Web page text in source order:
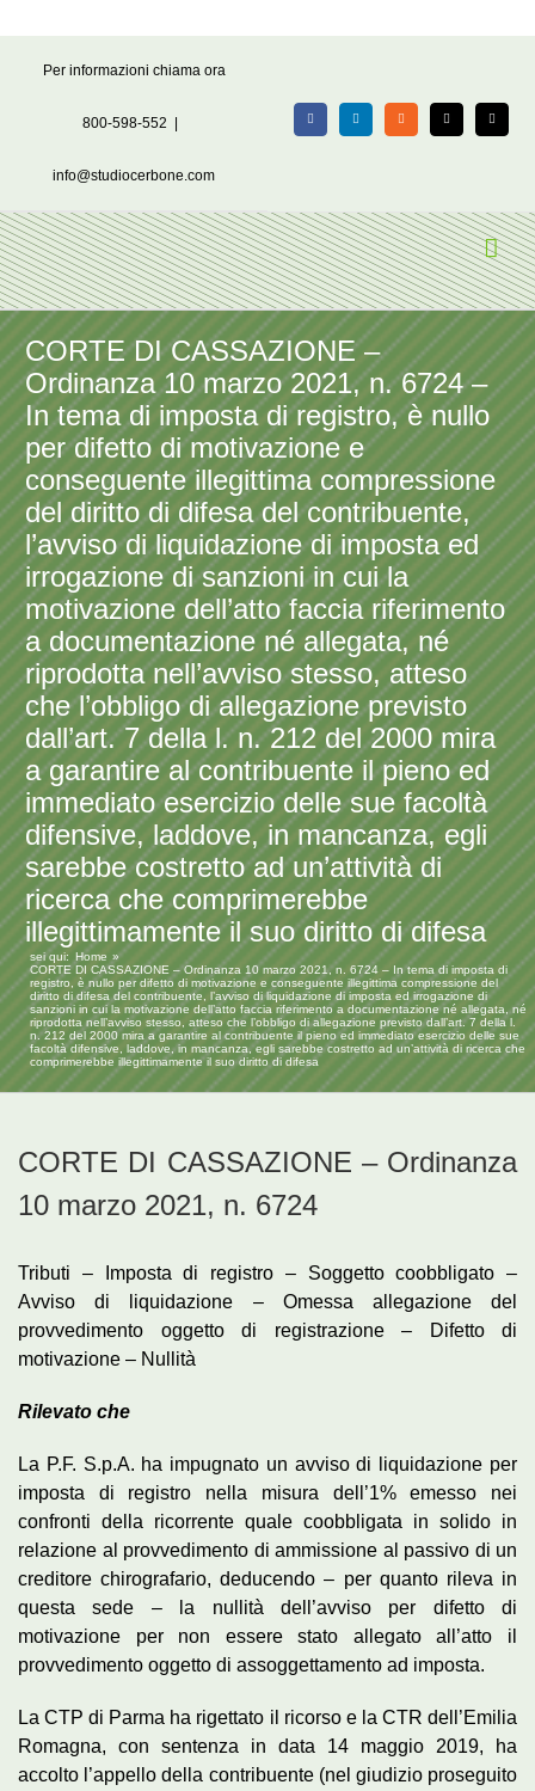
Per informazioni chiama ora
800-598-552
info@studiocerbone.com
FacebookLinkedIn Rss X Email
CORTE DI CASSAZIONE –
Ordinanza 10 marzo 2021, n. 6724 –
In tema di imposta di registro, è nullo
per difetto di motivazione e
conseguente illegittima compressione
del diritto di difesa del contribuente,
l’avviso di liquidazione di imposta ed
irrogazione di sanzioni in cui la
motivazione dell’atto faccia riferimento
a documentazione né allegata, né
riprodotta nell’avviso stesso, atteso
che l’obbligo di allegazione previsto
dall’art. 7 della l. n. 212 del 2000 mira
a garantire al contribuente il pieno ed
immediato esercizio delle sue facoltà
difensive, laddove, in mancanza, egli
sarebbe costretto ad un’attività di
ricerca che comprimerebbe
illegittimamente il suo diritto di difesa
sei qui:
Home
CORTE DI CASSAZIONE – Ordinanza 10 marzo 2021, n. 6724 – In tema di imposta di
registro, è nullo per difetto di motivazione e conseguente illegittima compressione del
diritto di difesa del contribuente, l’avviso di liquidazione di imposta ed irrogazione di
sanzioni in cui la motivazione dell’atto faccia riferimento a documentazione né allegata, né
riprodotta nell’avviso stesso, atteso che l’obbligo di allegazione previsto dall’art. 7 della l.
n. 212 del 2000 mira a garantire al contribuente il pieno ed immediato esercizio delle sue
facoltà difensive, laddove, in mancanza, egli sarebbe costretto ad un’attività di ricerca che
comprimerebbe illegittimamente il suo diritto di difesa
CORTE DI CASSAZIONE – Ordinanza
10 marzo 2021, n. 6724
Tributi – Imposta di registro – Soggetto coobbligato –
Avviso di liquidazione – Omessa allegazione del
provvedimento oggetto di registrazione – Difetto di
motivazione – Nullità
Rilevato che
La P.F. S.p.A. ha impugnato un avviso di liquidazione per
imposta di registro nella misura dell’1% emesso nei
confronti della ricorrente quale coobbligata in solido in
relazione al provvedimento di ammissione al passivo di un
creditore chirografario, deducendo – per quanto rileva in
questa sede – la nullità dell’avviso per difetto di
motivazione per non essere stato allegato all’atto il
provvedimento oggetto di assoggettamento ad imposta.
La CTP di Parma ha rigettato il ricorso e la CTR dell’Emilia
Romagna, con sentenza in data 14 maggio 2019, ha
accolto l’appello della contribuente (nel giudizio proseguito